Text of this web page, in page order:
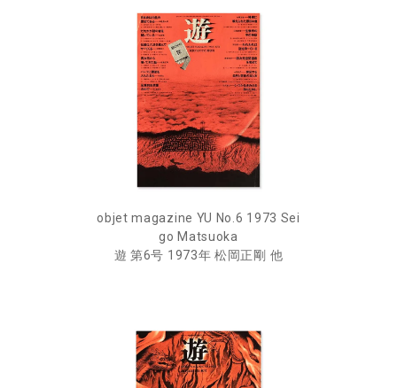
objet magazine YU No.6 1973 Sei
go Matsuoka
遊 第6号 1973年 松岡正剛 他